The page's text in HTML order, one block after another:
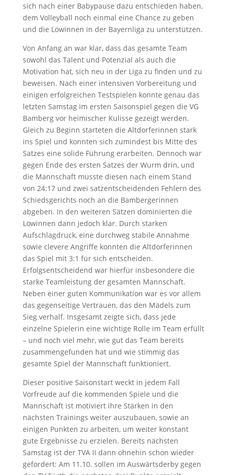
sich nach einer Babypause dazu entschieden haben,
dem Volleyball noch einmal eine Chance zu geben
und die Löwinnen in der Bayernliga zu unterstützen.
Von Anfang an war klar, dass das gesamte Team
sowohl das Talent und Potenzial als auch die
Motivation hat, sich neu in der Liga zu finden und zu
beweisen. Nach einer intensiven Vorbereitung und
einigen erfolgreichen Testspielen konnte genau das
letzten Samstag im ersten Saisonspiel gegen die VG
Bamberg vor heimischer Kulisse gezeigt werden.
Gleich zu Beginn starteten die Altdorferinnen stark
ins Spiel und konnten sich zumindest bis Mitte des
Satzes eine solide Führung erarbeiten. Dennoch war
gegen Ende des ersten Satzes der Wurm drin, und
die Mannschaft musste diesen nach einem Stand
von 24:17 und zwei satzentscheidenden Fehlern des
Schiedsgerichts noch an die Bambergerinnen
abgeben. In den weiteren Sätzen dominierten die
Löwinnen dann jedoch klar. Durch starken
Aufschlagdruck, eine durchweg stabile Annahme
sowie clevere Angriﬀe konnten die Altdorferinnen
das Spiel mit 3:1 für sich entscheiden.
Erfolgsentscheidend war hierfür insbesondere die
starke Teamleistung der gesamten Mannschaft.
Neben einer guten Kommunikation war es vor allem
das gegenseitige Vertrauen, das den Mädels zum
Sieg verhalf. Insgesamt zeigte sich, dass jede
einzelne Spielerin eine wichtige Rolle im Team erfüllt
– und noch viel mehr, wie gut das Team bereits
zusammengefunden hat und wie stimmig das
gesamte Spiel der Mannschaft funktioniert.
Dieser positive Saisonstart weckt in jedem Fall
Vorfreude auf die kommenden Spiele und die
Mannschaft ist motiviert ihre Stärken in den
nächsten Trainings weiter auszubauen, sowie an
einigen Punkten zu arbeiten, um weiter konstant
gute Ergebnisse zu erzielen. Bereits nächsten
Samstag ist der TVA II dann ohnehin schon wieder
gefordert: Am 11.10. sollen im Auswärtsderby gegen